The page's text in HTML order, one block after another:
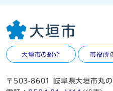
大垣市の紹介 市役所
〒503-8601 岐阜県大垣市丸